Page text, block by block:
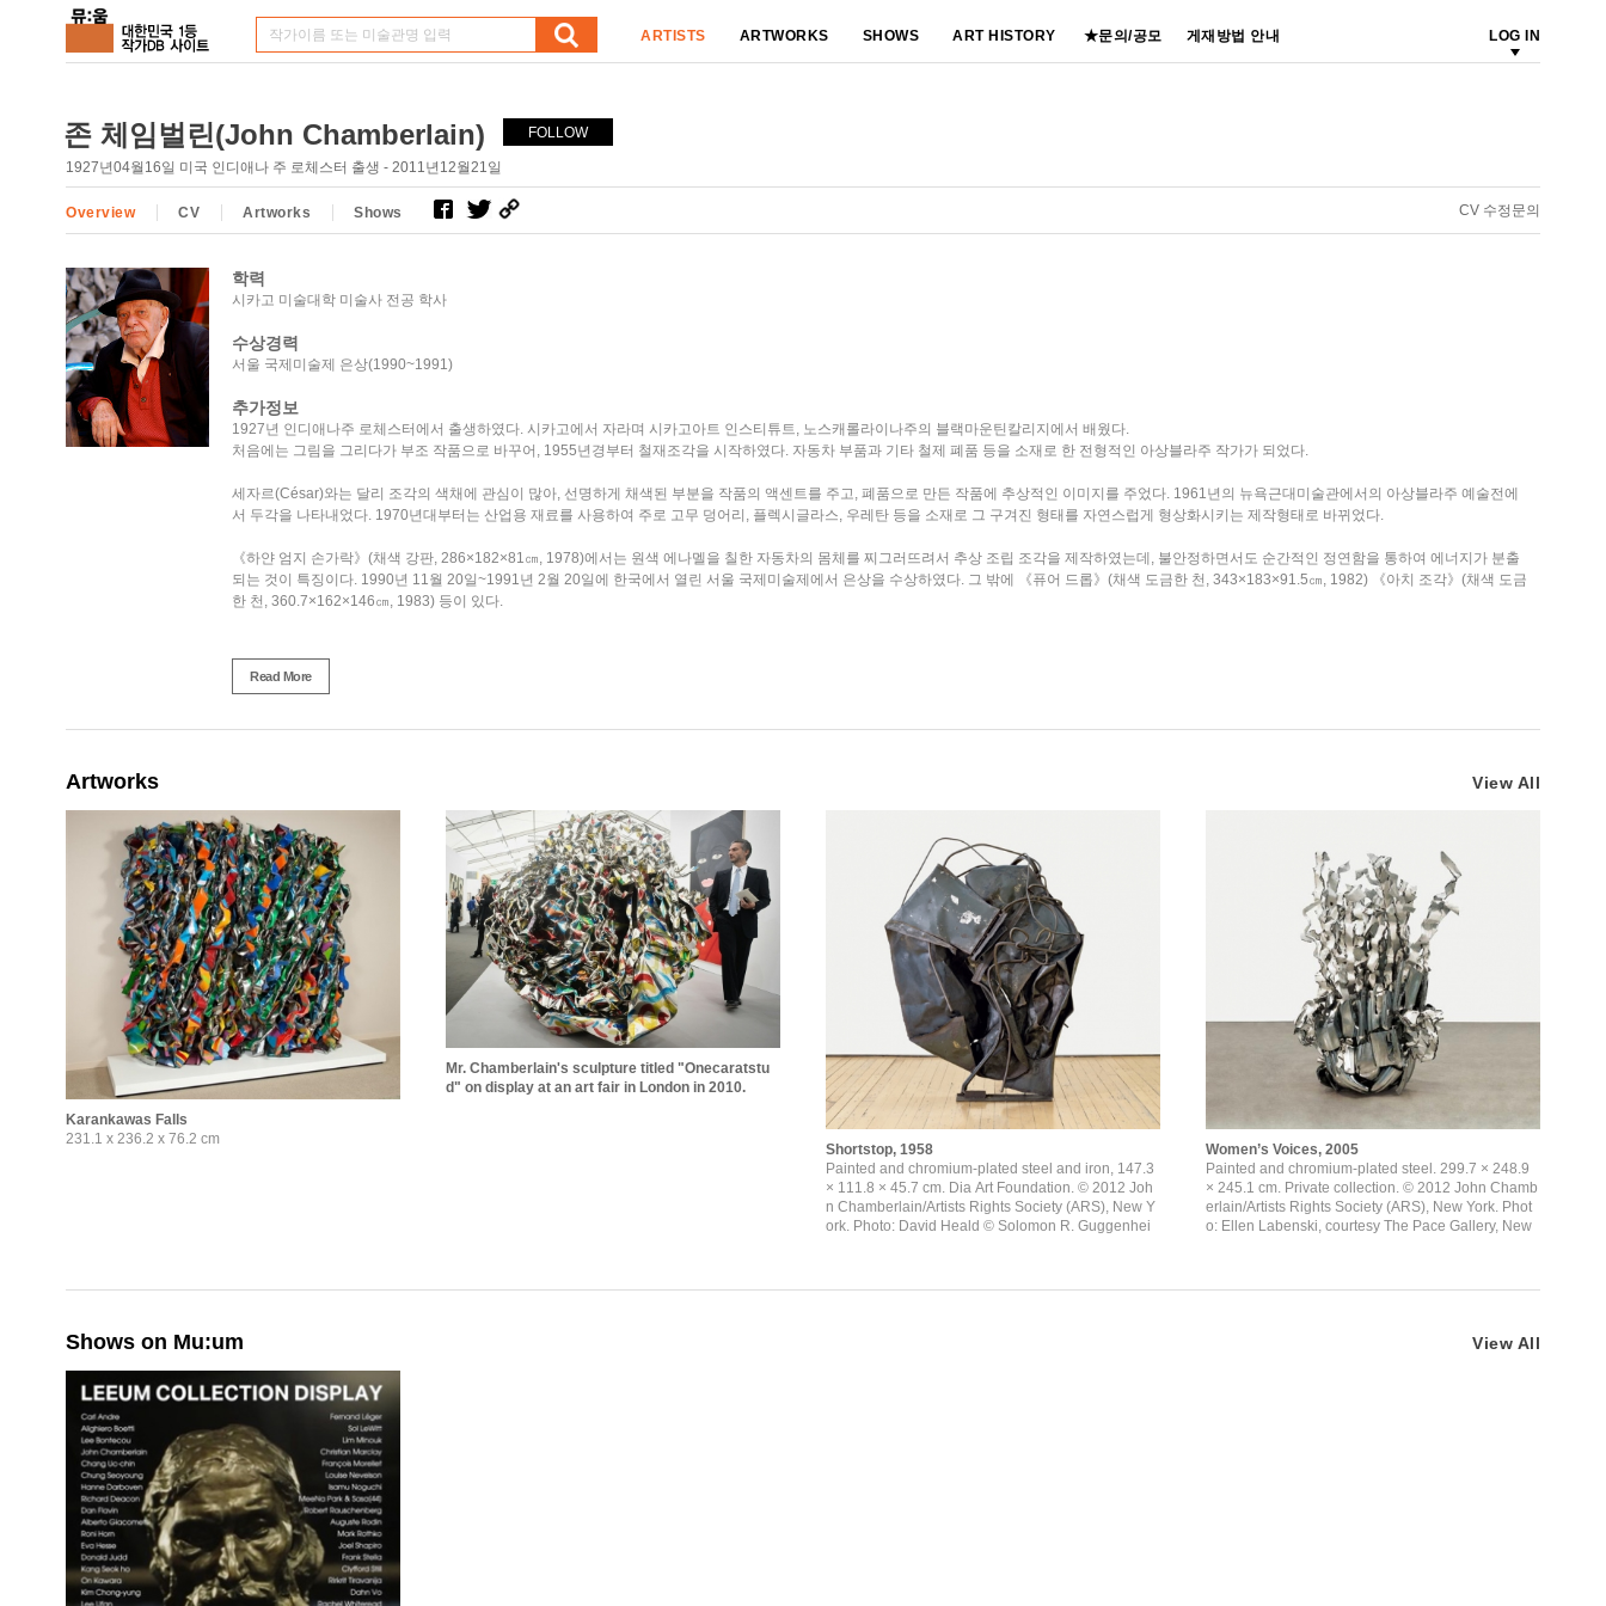
ARTISTS ARTWORKS SHOWS ART HISTORY ★문의/공모 게재방법 안내 LOG IN
존 체임벌린(John Chamberlain) FOLLOW
1927년04월16일 미국 인디애나 주 로체스터 출생 - 2011년12월21일
Overview CV Artworks Shows CV 수정문의
학력
시카고 미술대학 미술사 전공 학사
수상경력
서울 국제미술제 은상(1990~1991)
추가정보
1927년 인디애나주 로체스터에서 출생하였다. 시카고에서 자라며 시카고아트 인스티튜트, 노스캐롤라이나주의 블랙마운틴칼리지에서 배웠다.
처음에는 그림을 그리다가 부조 작품으로 바꾸어, 1955년경부터 철재조각을 시작하였다. 자동차 부품과 기타 철제 폐품 등을 소재로 한 전형적인 아상블라주 작가가 되었다.
세자르(César)와는 달리 조각의 색채에 관심이 많아, 선명하게 채색된 부분을 작품의 액센트를 주고, 폐품으로 만든 작품에 추상적인 이미지를 주었다. 1961년의 뉴욕근대미술관에서의 아상블라주 예술전에
서 두각을 나타내었다. 1970년대부터는 산업용 재료를 사용하여 주로 고무 덩어리, 플렉시글라스, 우레탄 등을 소재로 그 구겨진 형태를 자연스럽게 형상화시키는 제작형태로 바뀌었다.
《하얀 엄지 손가락》(채색 강판, 286×182×81㎝, 1978)에서는 원색 에나멜을 칠한 자동차의 몸체를 찌그러뜨려서 추상 조립 조각을 제작하였는데, 불안정하면서도 순간적인 정연함을 통하여 에너지가 분출
되는 것이 특징이다. 1990년 11월 20일~1991년 2월 20일에 한국에서 열린 서울 국제미술제에서 은상을 수상하였다. 그 밖에 《퓨어 드롭》(채색 도금한 천, 343×183×91.5㎝, 1982) 《아치 조각》(채색 도금
한 천, 360.7×162×146㎝, 1983) 등이 있다.
Read More
Artworks View All
Karankawas Falls
231.1 x 236.2 x 76.2 cm
Mr. Chamberlain's sculpture titled "Onecaratstu
d" on display at an art fair in London in 2010.
Shortstop, 1958
Painted and chromium-plated steel and iron, 147.3
× 111.8 × 45.7 cm. Dia Art Foundation. © 2012 Joh
n Chamberlain/Artists Rights Society (ARS), New Y
ork. Photo: David Heald © Solomon R. Guggenhei
Women’s Voices, 2005
Painted and chromium-plated steel. 299.7 × 248.9
× 245.1 cm. Private collection. © 2012 John Chamb
erlain/Artists Rights Society (ARS), New York. Phot
o: Ellen Labenski, courtesy The Pace Gallery, New
Shows on Mu:um View All